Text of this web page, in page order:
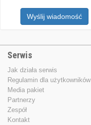
Wyślij wiadomość
Serwis
Jak działa serwis
Regulamin dla użytkowników
Media pakiet
Partnerzy
Zespół
Kontakt